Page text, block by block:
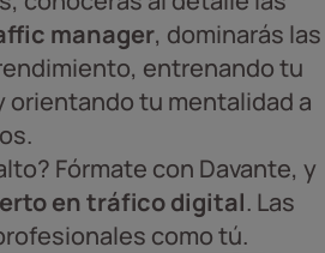
manager, dominarás las
entrenando tu
tu mentalidad a
Fórmate con Davante, y
en tráfico digital. Las
como tú.